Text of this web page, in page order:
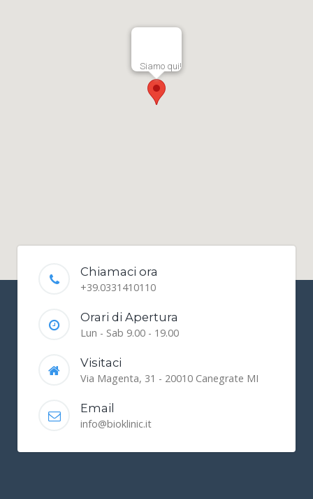
Siamo qui!
Chiamaci ora
+39.0331410110
Orari di Apertura
Lun - Sab 9.00 - 19.00
Visitaci
Via Magenta, 31 - 20010 Canegrate MI
Email
info@bioklinic.it